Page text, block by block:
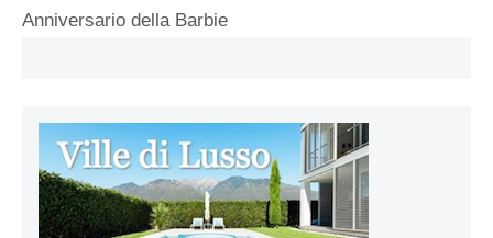
Anniversario della Barbie